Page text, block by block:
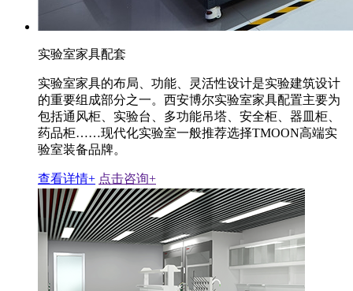
实验室家具配套
实验室家具的布局、功能、灵活性设计是实验建筑设计
的重要组成部分之一。西安博尔实验室家具配置主要为
包括通风柜、实验台、多功能吊塔、安全柜、器皿柜、
药品柜……现代化实验室一般推荐选择TMOON高端实
验室装备品牌。
查看详情+ 点击咨询+